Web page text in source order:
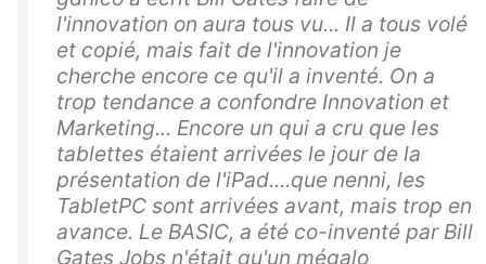
l'innovation on aura tous vu... Il a tous volé
et copié, mais fait de l'innovation je
cherche encore ce qu'il a inventé. On a
trop tendance a confondre Innovation et
Marketing... Encore un qui a cru que les
tablettes étaient arrivées le jour de la
présentation de l'iPad....que nenni, les
TabletPC sont arrivées avant, mais trop en
avance. Le BASIC, a été co-inventé par Bill
Gates Jobs n'était qu'un mégalo